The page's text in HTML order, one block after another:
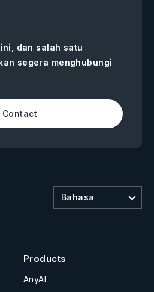
dan salah satu
segera menghubungi
Contact
Bahasa
Products
AnyAI